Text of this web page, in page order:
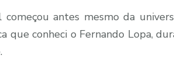
antes mesmo da
que conheci o Fernando Lopa,